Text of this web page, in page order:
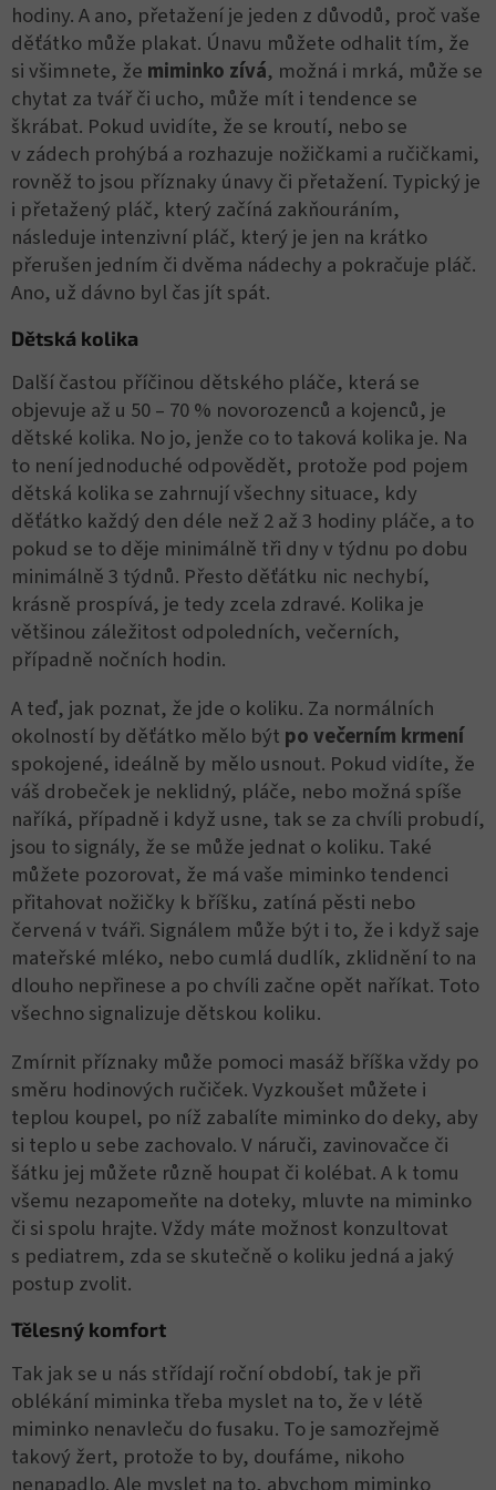
hodiny. A ano, přetažení je jeden z důvodů, proč vaše
děťátko může plakat. Únavu můžete odhalit tím, že
si všimnete, že miminko zívá, možná i mrká, může se
chytat za tvář či ucho, může mít i tendence se
škrábat. Pokud uvidíte, že se kroutí, nebo se
v zádech prohýbá a rozhazuje nožičkami a ručičkami,
rovněž to jsou příznaky únavy či přetažení. Typický je
i přetažený pláč, který začíná zakňouráním,
následuje intenzivní pláč, který je jen na krátko
přerušen jedním či dvěma nádechy a pokračuje pláč.
Ano, už dávno byl čas jít spát.
Dětská kolika
Další častou příčinou dětského pláče, která se
objevuje až u 50 – 70 % novorozenců a kojenců, je
dětské kolika. No jo, jenže co to taková kolika je. Na
to není jednoduché odpovědět, protože pod pojem
dětská kolika se zahrnují všechny situace, kdy
děťátko každý den déle než 2 až 3 hodiny pláče, a to
pokud se to děje minimálně tři dny v týdnu po dobu
minimálně 3 týdnů. Přesto děťátku nic nechybí,
krásně prospívá, je tedy zcela zdravé. Kolika je
většinou záležitost odpoledních, večerních,
případně nočních hodin.
A teď, jak poznat, že jde o koliku. Za normálních
okolností by děťátko mělo být po večerním krmení
spokojené, ideálně by mělo usnout. Pokud vidíte, že
váš drobeček je neklidný, pláče, nebo možná spíše
naříká, případně i když usne, tak se za chvíli probudí,
jsou to signály, že se může jednat o koliku. Také
můžete pozorovat, že má vaše miminko tendenci
přitahovat nožičky k bříšku, zatíná pěsti nebo
červená v tváři. Signálem může být i to, že i když saje
mateřské mléko, nebo cumlá dudlík, zklidnění to na
dlouho nepřinese a po chvíli začne opět naříkat. Toto
všechno signalizuje dětskou koliku.
Zmírnit příznaky může pomoci masáž bříška vždy po
směru hodinových ručiček. Vyzkoušet můžete i
teplou koupel, po níž zabalíte miminko do deky, aby
si teplo u sebe zachovalo. V náruči, zavinovačce či
šátku jej můžete různě houpat či kolébat. A k tomu
všemu nezapomeňte na doteky, mluvte na miminko
či si spolu hrajte. Vždy máte možnost konzultovat
s pediatrem, zda se skutečně o koliku jedná a jaký
postup zvolit.
Tělesný komfort
Tak jak se u nás střídají roční období, tak je při
oblékání miminka třeba myslet na to, že v létě
miminko nenavleču do fusaku. To je samozřejmě
takový žert, protože to by, doufáme, nikoho